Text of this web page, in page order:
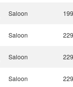
Saloon
Saloon
Saloon
Saloon